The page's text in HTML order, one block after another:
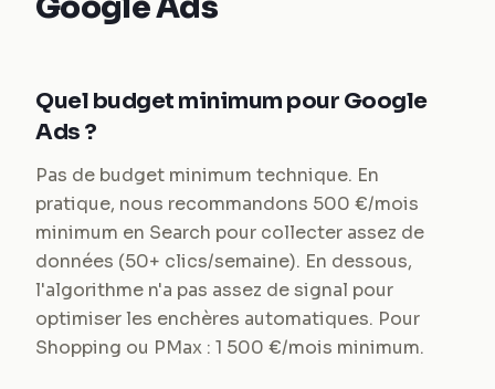
Quel budget minimum pour Google
Ads ?
Pas de budget minimum technique. En
pratique, nous recommandons 500 €/mois
minimum en Search pour collecter assez de
données (50+ clics/semaine). En dessous,
l'algorithme n'a pas assez de signal pour
optimiser les enchères automatiques. Pour
Shopping ou PMax : 1 500 €/mois minimum.